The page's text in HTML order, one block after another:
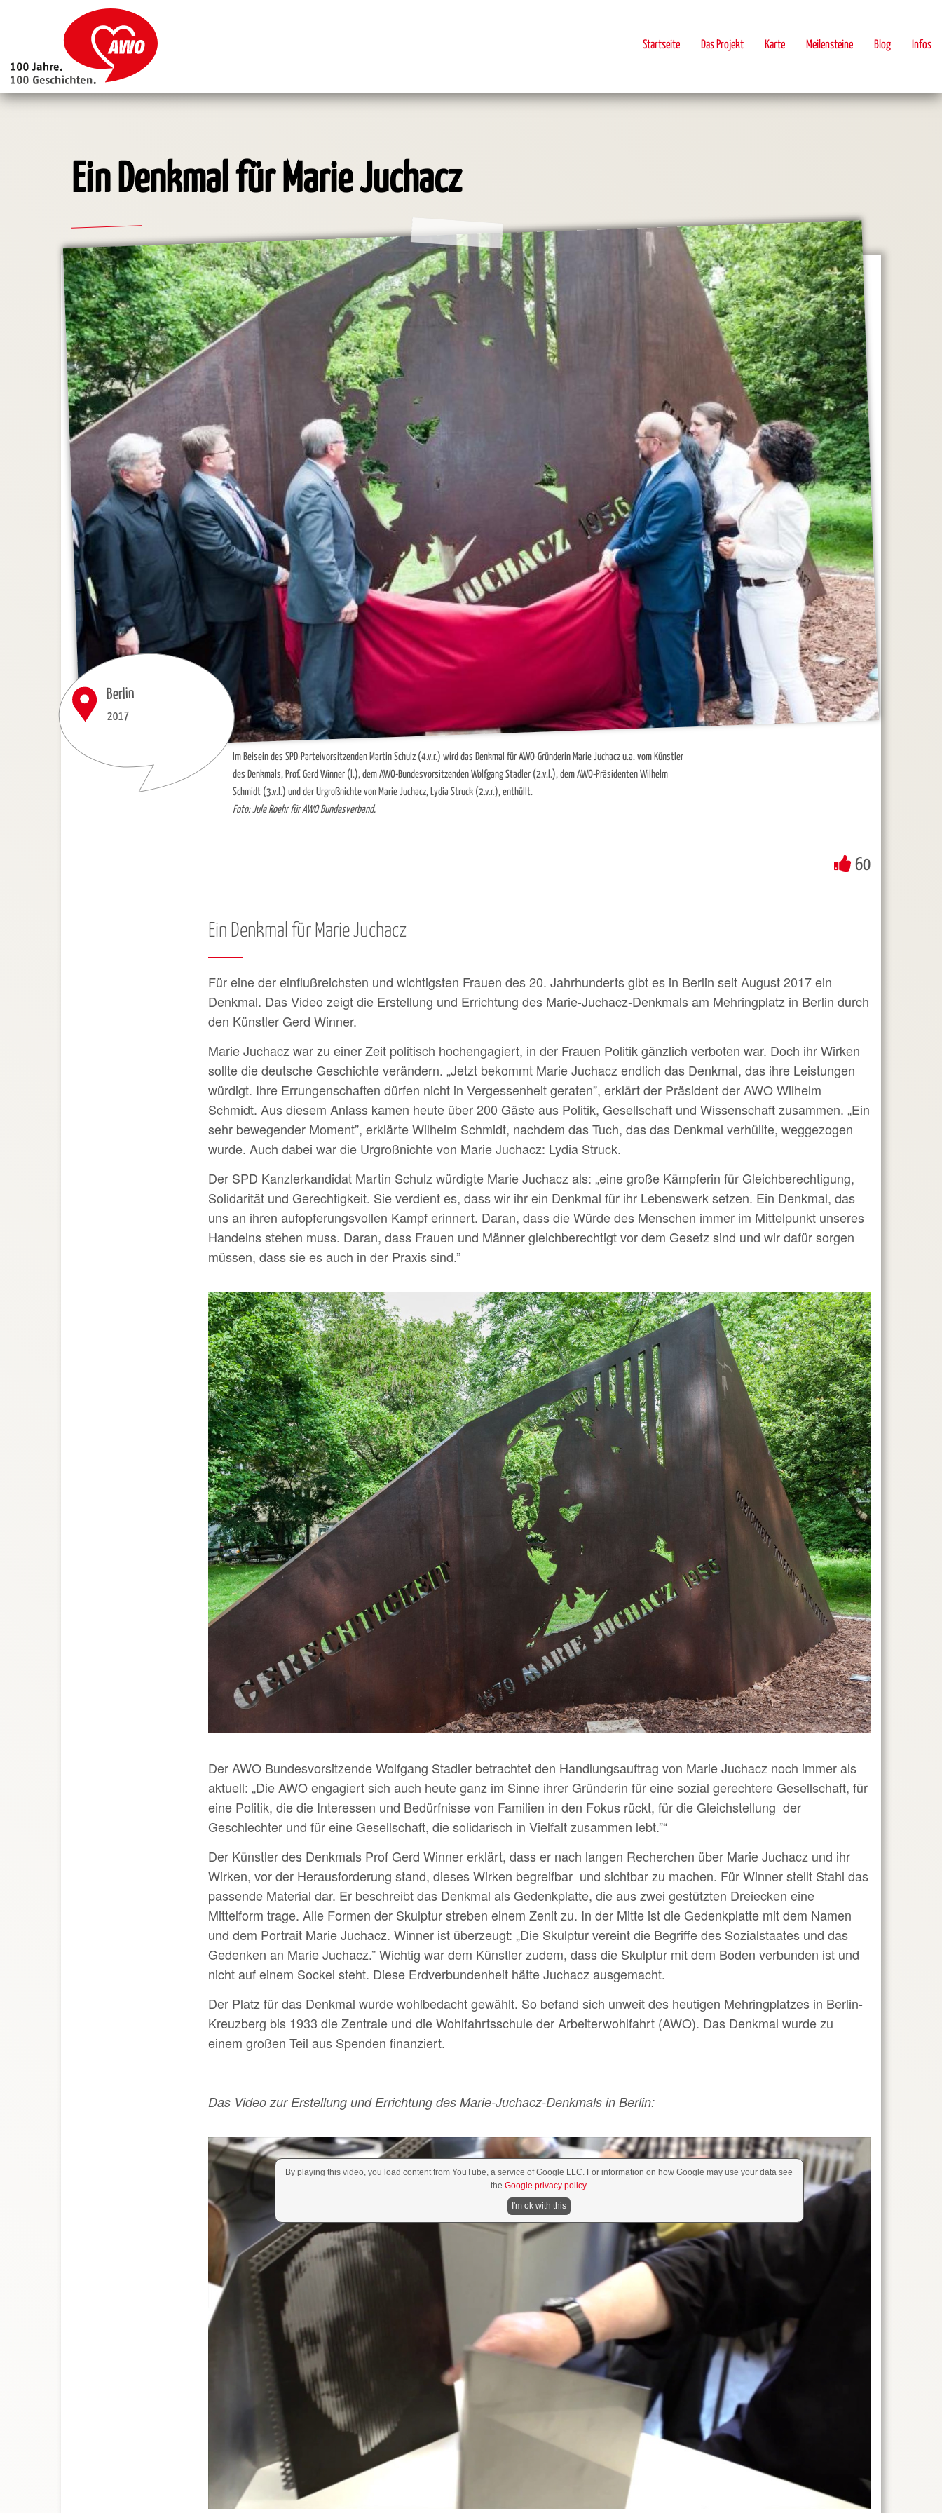
navigation
Startseite Das Projekt Karte Meilensteine Blog Infos
Ein Denkmal für Marie Juchacz
Berlin
2017
Im Beisein des SPD-Parteivorsitzenden Martin Schulz (4.v.r.) wird das Denkmal für AWO-Gründerin Marie Juchacz u.a. vom Künstler
des Denkmals, Prof. Gerd Winner (l.), dem AWO-Bundesvorsitzenden Wolfgang Stadler (2.v.l.), dem AWO-Präsidenten Wilhelm
Schmidt (3.v.l.) und der Urgroßnichte von Marie Juchacz, Lydia Struck (2.v.r.), enthüllt.
Foto: Jule Roehr für AWO Bundesverband.
60
Ein Denkmal für Marie Juchacz
Für eine der einflußreichsten und wichtigsten Frauen des 20. Jahrhunderts gibt es in Berlin seit August 2017 ein
Denkmal. Das Video zeigt die Erstellung und Errichtung des Marie-Juchacz-Denkmals am Mehringplatz in Berlin durch
den Künstler Gerd Winner.
Marie Juchacz war zu einer Zeit politisch hochengagiert, in der Frauen Politik gänzlich verboten war. Doch ihr Wirken
sollte die deutsche Geschichte verändern. „Jetzt bekommt Marie Juchacz endlich das Denkmal, das ihre Leistungen
würdigt. Ihre Errungenschaften dürfen nicht in Vergessenheit geraten”, erklärt der Präsident der AWO Wilhelm
Schmidt. Aus diesem Anlass kamen heute über 200 Gäste aus Politik, Gesellschaft und Wissenschaft zusammen. „Ein
sehr bewegender Moment”, erklärte Wilhelm Schmidt, nachdem das Tuch, das das Denkmal verhüllte, weggezogen
wurde. Auch dabei war die Urgroßnichte von Marie Juchacz: Lydia Struck.
Der SPD Kanzlerkandidat Martin Schulz würdigte Marie Juchacz als: „eine große Kämpferin für Gleichberechtigung,
Solidarität und Gerechtigkeit. Sie verdient es, dass wir ihr ein Denkmal für ihr Lebenswerk setzen. Ein Denkmal, das
uns an ihren aufopferungsvollen Kampf erinnert. Daran, dass die Würde des Menschen immer im Mittelpunkt unseres
Handelns stehen muss. Daran, dass Frauen und Männer gleichberechtigt vor dem Gesetz sind und wir dafür sorgen
müssen, dass sie es auch in der Praxis sind.”
Der AWO Bundesvorsitzende Wolfgang Stadler betrachtet den Handlungsauftrag von Marie Juchacz noch immer als
aktuell: „Die AWO engagiert sich auch heute ganz im Sinne ihrer Gründerin für eine sozial gerechtere Gesellschaft, für
eine Politik, die die Interessen und Bedürfnisse von Familien in den Fokus rückt, für die Gleichstellung der
Geschlechter und für eine Gesellschaft, die solidarisch in Vielfalt zusammen lebt.”“
Der Künstler des Denkmals Prof Gerd Winner erklärt, dass er nach langen Recherchen über Marie Juchacz und ihr
Wirken, vor der Herausforderung stand, dieses Wirken begreifbar und sichtbar zu machen. Für Winner stellt Stahl das
passende Material dar. Er beschreibt das Denkmal als Gedenkplatte, die aus zwei gestützten Dreiecken eine
Mittelform trage. Alle Formen der Skulptur streben einem Zenit zu. In der Mitte ist die Gedenkplatte mit dem Namen
und dem Portrait Marie Juchacz. Winner ist überzeugt: „Die Skulptur vereint die Begriffe des Sozialstaates und das
Gedenken an Marie Juchacz.” Wichtig war dem Künstler zudem, dass die Skulptur mit dem Boden verbunden ist und
nicht auf einem Sockel steht. Diese Erdverbundenheit hätte Juchacz ausgemacht.
Der Platz für das Denkmal wurde wohlbedacht gewählt. So befand sich unweit des heutigen Mehringplatzes in Berlin-
Kreuzberg bis 1933 die Zentrale und die Wohlfahrtsschule der Arbeiterwohlfahrt (AWO). Das Denkmal wurde zu
einem großen Teil aus Spenden finanziert.
Das Video zur Erstellung und Errichtung des Marie-Juchacz-Denkmals in Berlin:
By playing this video, you load content from YouTube, a service of Google LLC. For information on how Google may use your data see
the Google privacy policy.
I'm ok with this